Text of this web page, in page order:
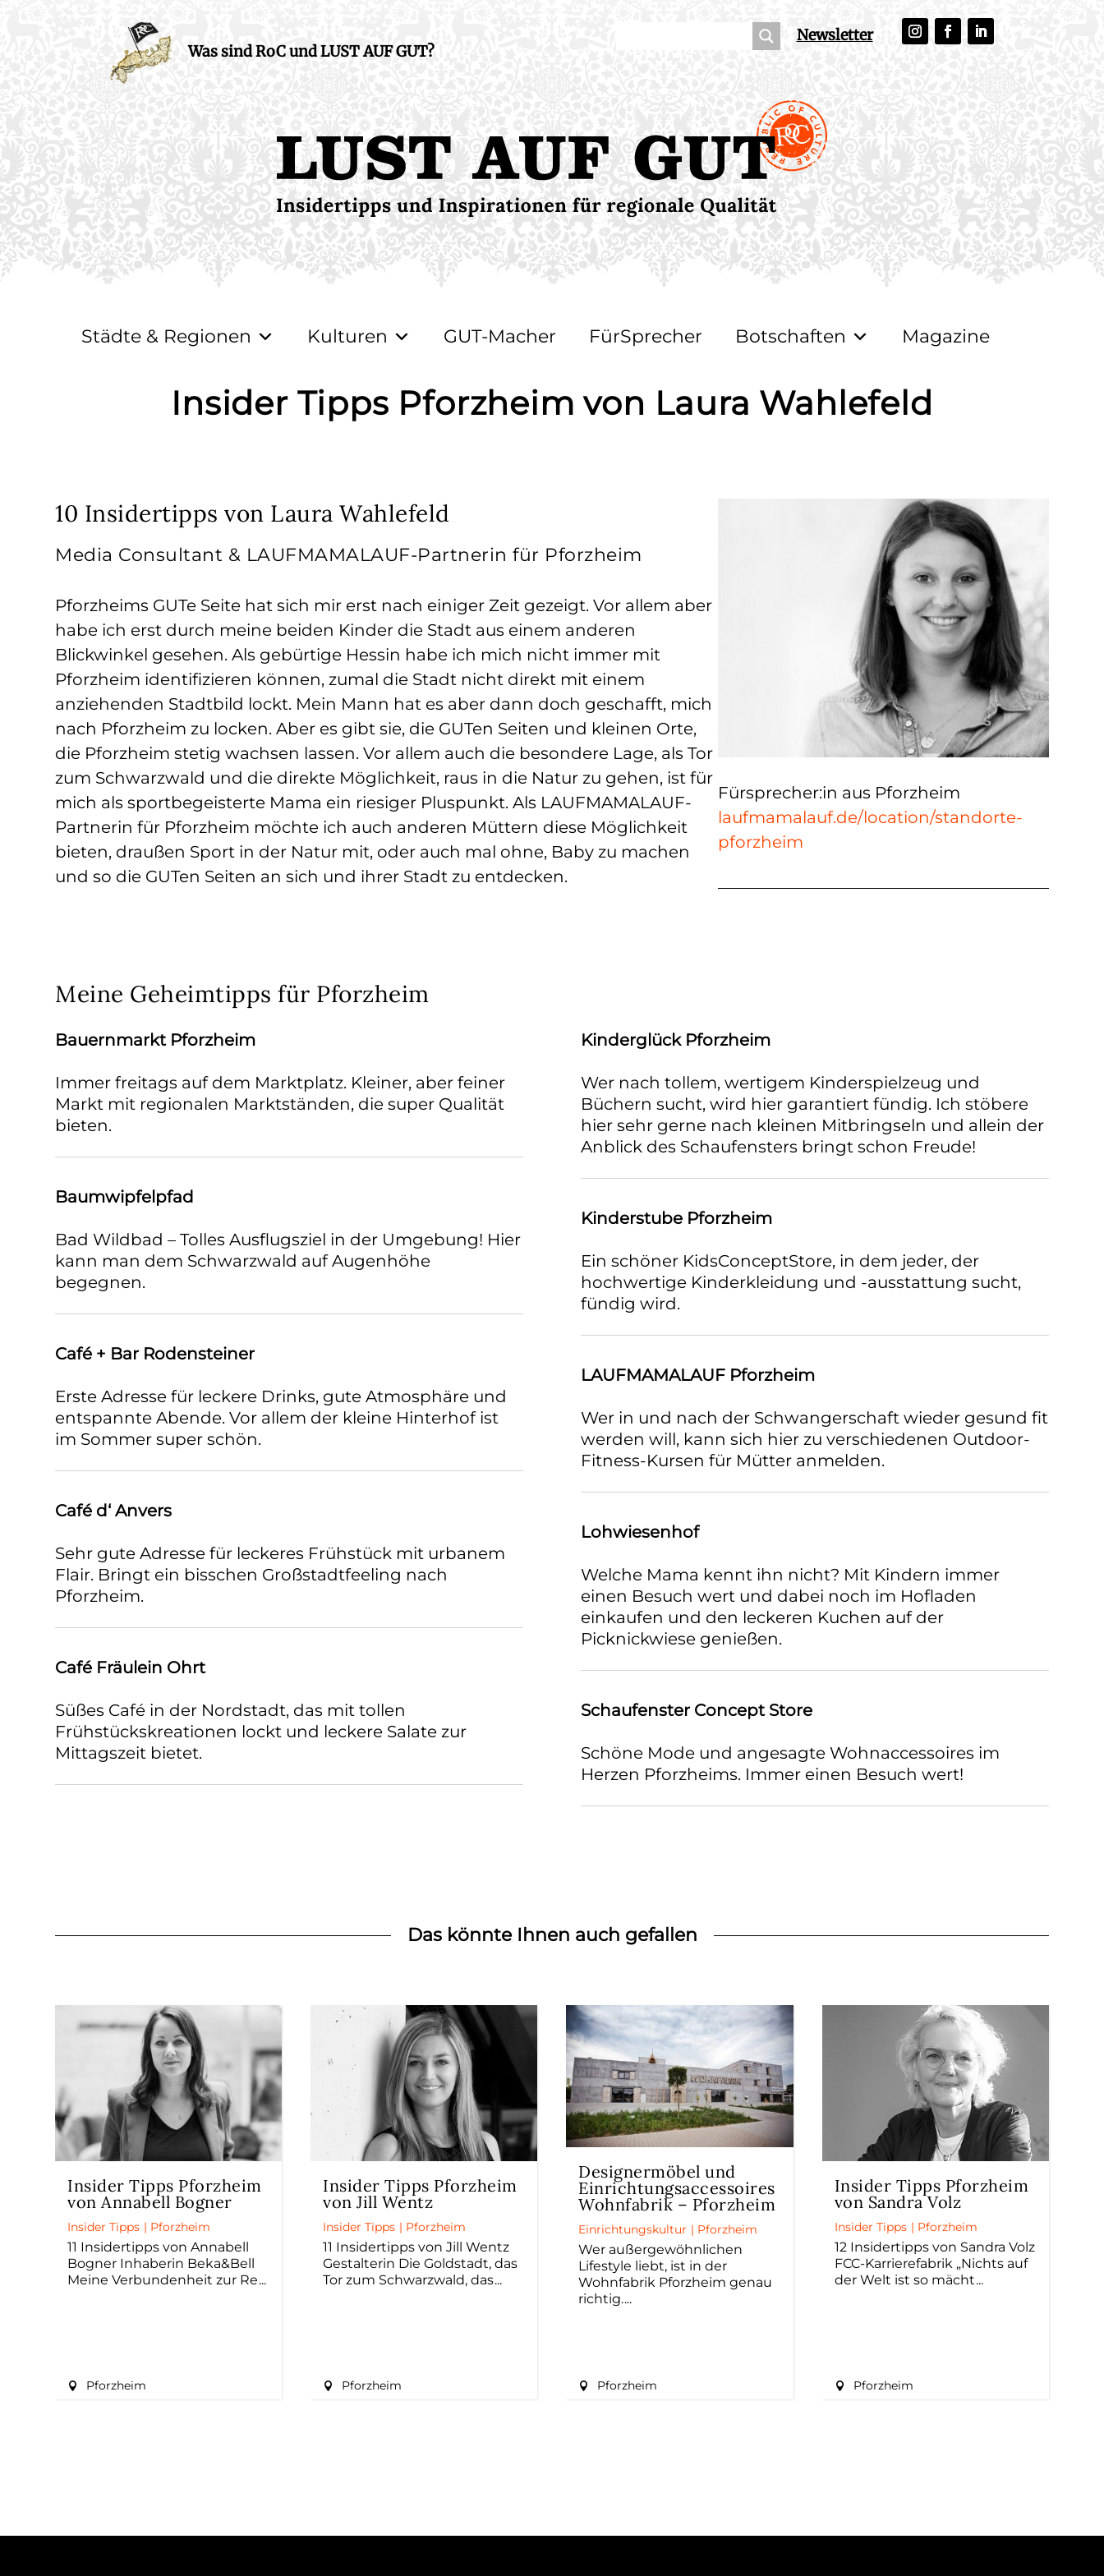
Was sind RoC und LUST AUF GUT?
Newsletter
Städte & Regionen Kulturen GUT-Macher FürSprecher Botschaften Magazine
Insider Tipps Pforzheim von Laura Wahlefeld
10 Insidertipps von Laura Wahlefeld
Media Consultant & LAUFMAMALAUF-Partnerin für Pforzheim
Pforzheims GUTe Seite hat sich mir erst nach einiger Zeit gezeigt. Vor allem aber
habe ich erst durch meine beiden Kinder die Stadt aus einem anderen
Blickwinkel gesehen. Als gebürtige Hessin habe ich mich nicht immer mit
Pforzheim identifizieren können, zumal die Stadt nicht direkt mit einem
anziehenden Stadtbild lockt. Mein Mann hat es aber dann doch geschafft, mich
nach Pforzheim zu locken. Aber es gibt sie, die GUTen Seiten und kleinen Orte,
die Pforzheim stetig wachsen lassen. Vor allem auch die besondere Lage, als Tor
zum Schwarzwald und die direkte Möglichkeit, raus in die Natur zu gehen, ist für
mich als sportbegeisterte Mama ein riesiger Pluspunkt. Als LAUFMAMALAUF-
Partnerin für Pforzheim möchte ich auch anderen Müttern diese Möglichkeit
bieten, draußen Sport in der Natur mit, oder auch mal ohne, Baby zu machen
und so die GUTen Seiten an sich und ihrer Stadt zu entdecken.
Fürsprecher:in aus Pforzheim
laufmamalauf.de/location/standorte-
pforzheim
Meine Geheimtipps für Pforzheim
Bauernmarkt Pforzheim
Immer freitags auf dem Marktplatz. Kleiner, aber feiner
Markt mit regionalen Marktständen, die super Qualität
bieten.
Baumwipfelpfad
Bad Wildbad – Tolles Ausflugsziel in der Umgebung! Hier
kann man dem Schwarzwald auf Augenhöhe
begegnen.
Café + Bar Rodensteiner
Erste Adresse für leckere Drinks, gute Atmosphäre und
entspannte Abende. Vor allem der kleine Hinterhof ist
im Sommer super schön.
Café d‘ Anvers
Sehr gute Adresse für leckeres Frühstück mit urbanem
Flair. Bringt ein bisschen Großstadtfeeling nach
Pforzheim.
Café Fräulein Ohrt
Süßes Café in der Nordstadt, das mit tollen
Frühstückskreationen lockt und leckere Salate zur
Mittagszeit bietet.
Kinderglück Pforzheim
Wer nach tollem, wertigem Kinderspielzeug und
Büchern sucht, wird hier garantiert fündig. Ich stöbere
hier sehr gerne nach kleinen Mitbringseln und allein der
Anblick des Schaufensters bringt schon Freude!
Kinderstube Pforzheim
Ein schöner KidsConceptStore, in dem jeder, der
hochwertige Kinderkleidung und -ausstattung sucht,
fündig wird.
LAUFMAMALAUF Pforzheim
Wer in und nach der Schwangerschaft wieder gesund fit
werden will, kann sich hier zu verschiedenen Outdoor-
Fitness-Kursen für Mütter anmelden.
Lohwiesenhof
Welche Mama kennt ihn nicht? Mit Kindern immer
einen Besuch wert und dabei noch im Hofladen
einkaufen und den leckeren Kuchen auf der
Picknickwiese genießen.
Schaufenster Concept Store
Schöne Mode und angesagte Wohnaccessoires im
Herzen Pforzheims. Immer einen Besuch wert!
Das könnte Ihnen auch gefallen
Insider Tipps Pforzheim
von Annabell Bogner
Insider Tipps | Pforzheim
11 Insidertipps von Annabell
Bogner Inhaberin Beka&Bell
Meine Verbundenheit zur Re
Pforzheim
Insider Tipps Pforzheim
von Jill Wentz
Insider Tipps | Pforzheim
11 Insidertipps von Jill Wentz
Gestalterin Die Goldstadt, das
Tor zum Schwarzwald, das
Pforzheim
Designermöbel und
Einrichtungsaccessoires
Wohnfabrik – Pforzheim
Einrichtungskultur | Pforzheim
Wer außergewöhnlichen
Lifestyle liebt, ist in der
Wohnfabrik Pforzheim genau
richtig.
Pforzheim
Insider Tipps Pforzheim
von Sandra Volz
Insider Tipps | Pforzheim
12 Insidertipps von Sandra Volz
FCC-Karrierefabrik „Nichts auf
der Welt ist so mächt
Pforzheim